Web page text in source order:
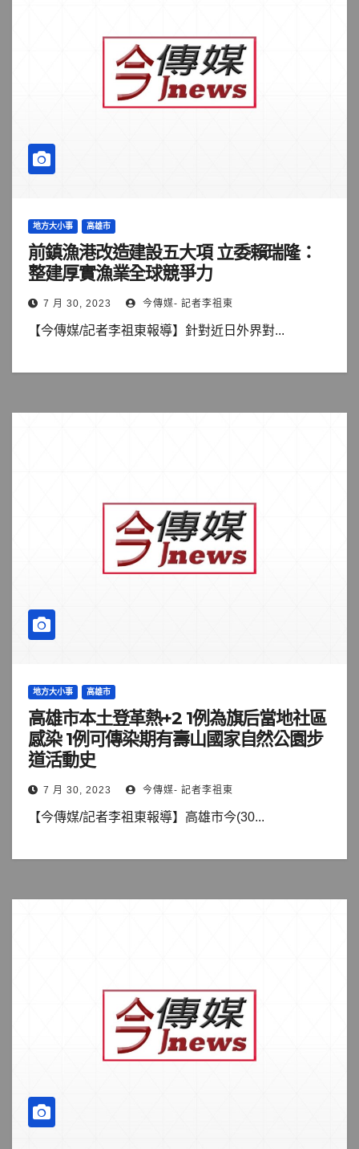
地方大小事 高雄市
前鎮漁港改造建設五大項 立委賴瑞隆：
整建厚實漁業全球競爭力
7 月 30, 2023 今傳媒- 記者李祖東
【今傳媒/記者李祖東報導】針對近日外界對...
地方大小事 高雄市
高雄市本土登革熱+2 1例為旗后當地社區
感染 1例可傳染期有壽山國家自然公園步
道活動史
7 月 30, 2023 今傳媒- 記者李祖東
【今傳媒/記者李祖東報導】高雄市今(30...